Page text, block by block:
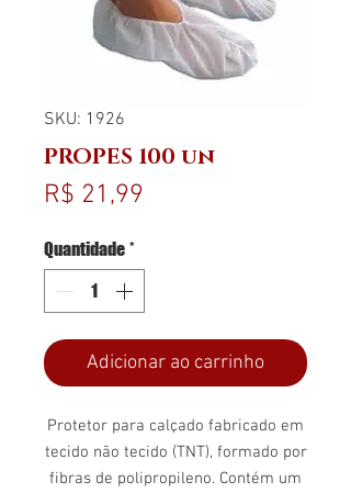
SKU: 1926
PROPES 100 un
R$ 21,99
Quantidade *
Adicionar ao carrinho
Protetor para calçado fabricado em
tecido não tecido (TNT), formado por
fibras de polipropileno. Contém um